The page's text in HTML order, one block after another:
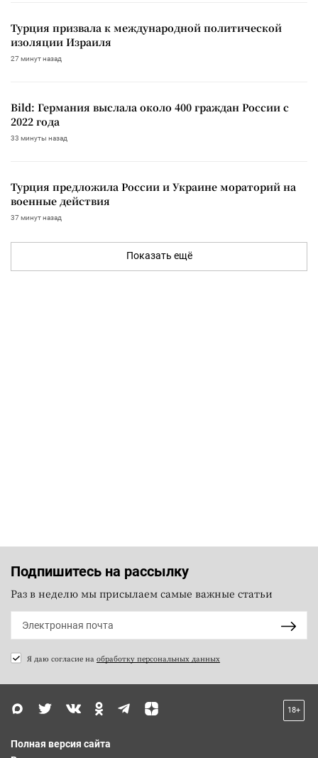
Турция призвала к международной политической
изоляции Израиля
27 минут назад
Bild: Германия выслала около 400 граждан России с
2022 года
33 минуты назад
Турция предложила России и Украине мораторий на
военные действия
37 минут назад
Показать ещё
Подпишитесь на рассылку
Раз в неделю мы присылаем самые важные статьи
Я даю согласие на обработку персональных данных
18+
Полная версия сайта